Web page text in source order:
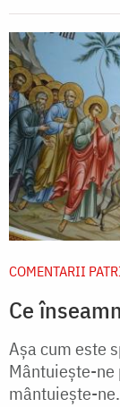
COMENTARII
Ce
Așa cum este
Mântuieşte-ne
mântuieşte-ne.